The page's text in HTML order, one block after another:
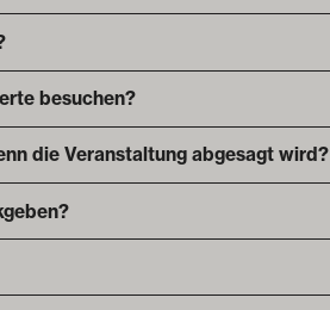
besuchen?
die Veranstaltung abgesagt wird?